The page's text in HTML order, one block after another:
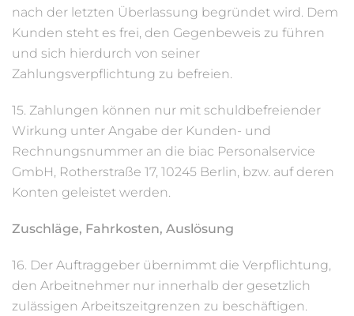
nach der letzten Überlassung begründet wird. Dem
Kunden steht es frei, den Gegenbeweis zu führen
und sich hierdurch von seiner
Zahlungsverpflichtung zu befreien.
15. Zahlungen können nur mit schuldbefreiender
Wirkung unter Angabe der Kunden- und
Rechnungsnummer an die biac Personalservice
GmbH, Rotherstraße 17, 10245 Berlin, bzw. auf deren
Konten geleistet werden.
Zuschläge, Fahrkosten, Auslösung
16. Der Auftraggeber übernimmt die Verpflichtung,
den Arbeitnehmer nur innerhalb der gesetzlich
zulässigen Arbeitszeitgrenzen zu beschäftigen.